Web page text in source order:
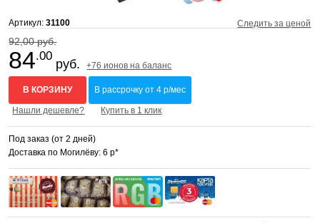
Артикул:31100 Следить за ценой
92,00 руб.
84.00
руб. +76 ионов на баланс
В КОРЗИНУ В рассрочку от 4 р/мес
Нашли дешевле? Купить в 1 клик
Под заказ (от 2 дней)
Доставка по Могилёву: 6 р*